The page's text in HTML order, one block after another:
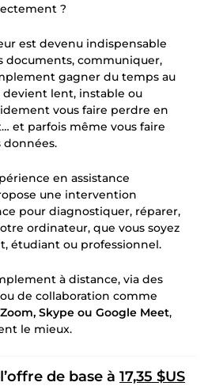
?
est devenu indispensable
documents, communiquer,
gagner du temps au
devient lent, instable ou
vous faire perdre en
et parfois même vous faire
données.
en assistance
une intervention
pour diagnostiquer, réparer,
ordinateur, que vous soyez
étudiant ou professionnel.
à distance, via des
de collaboration comme
Skype ou Google Meet,
le mieux.
de base à 17,35 $US